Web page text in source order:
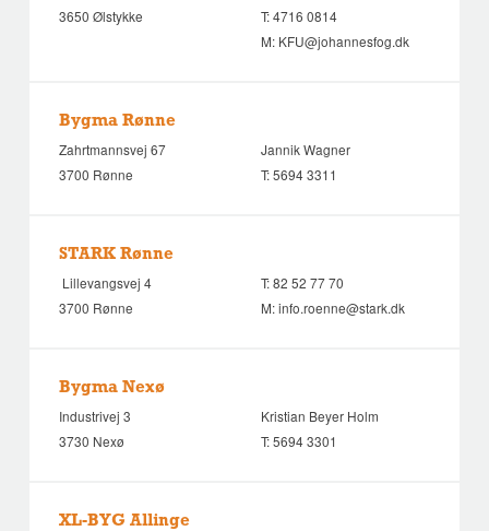
3650 Ølstykke
T:4716 0814
M: KFU@johannesfog.dk
Bygma Rønne
Zahrtmannsvej 67
3700 Rønne
Jannik Wagner
T:5694 3311
STARK Rønne
Lillevangsvej 4
3700 Rønne
T:82 52 77 70
M:info.roenne@stark.dk
Bygma Nexø
Industrivej 3
3730 Nexø
Kristian Beyer Holm
T:5694 3301
XL-BYG Allinge